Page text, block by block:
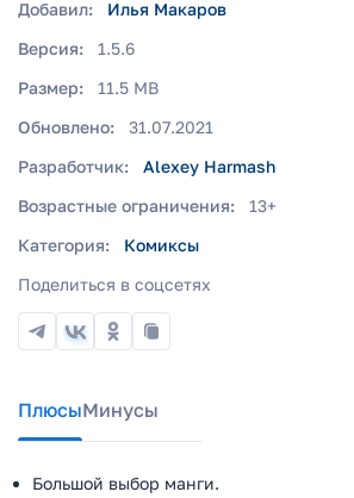
Добавил:
Илья Макаров
Версия:
1.5.6
Размер:
11.5 MB
Обновлено:
31.07.2021
Разработчик:
Alexey Harmash
Возрастные ограничения:
13+
Категория:
Комиксы
Поделиться в соцсетях
ПлюсыМинусы
Большой выбор манги.